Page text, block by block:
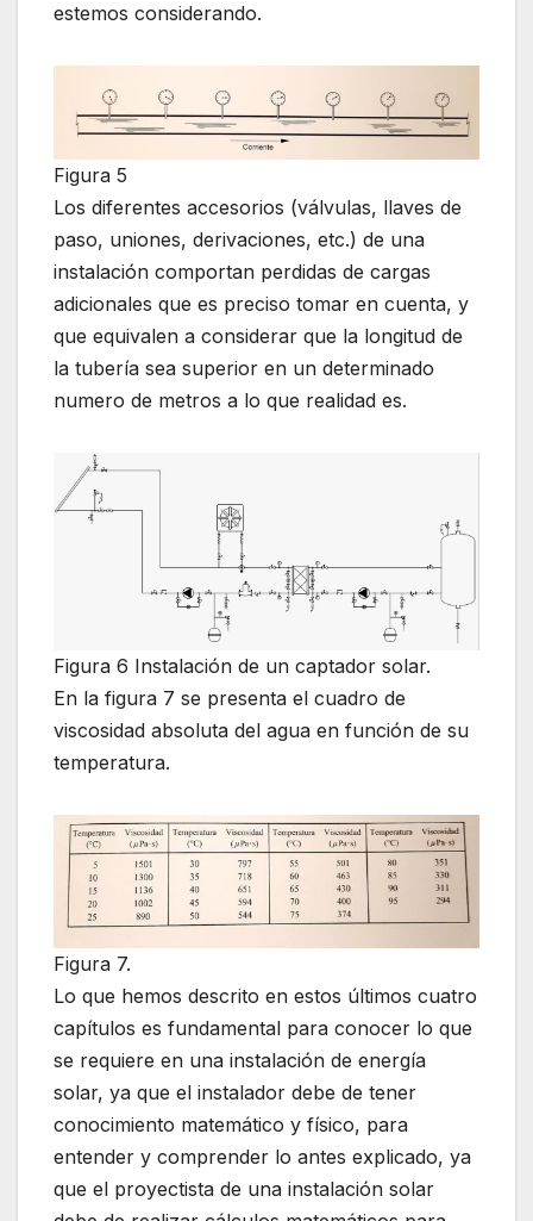
estemos considerando.
Figura 5
Los diferentes accesorios (válvulas, llaves de
paso, uniones, derivaciones, etc.) de una
instalación comportan perdidas de cargas
adicionales que es preciso tomar en cuenta, y
que equivalen a considerar que la longitud de
la tubería sea superior en un determinado
numero de metros a lo que realidad es.
Figura 6 Instalación de un captador solar.
En la figura 7 se presenta el cuadro de
viscosidad absoluta del agua en función de su
temperatura.
Figura 7.
Lo que hemos descrito en estos últimos cuatro
capítulos es fundamental para conocer lo que
se requiere en una instalación de energía
solar, ya que el instalador debe de tener
conocimiento matemático y físico, para
entender y comprender lo antes explicado, ya
que el proyectista de una instalación solar